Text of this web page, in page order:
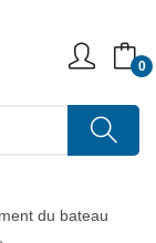
0
du bateau